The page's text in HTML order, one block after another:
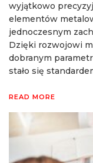
wyjątkowo
elementów
jednoczesnym
Dzięki rozwojowi
dobranym
stało się
READ MORE